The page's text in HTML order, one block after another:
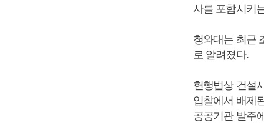
사를 포함시키
청와대는 최근
로 알려졌다.
현행법상 건설
입찰에서 배제
공공기관 발주